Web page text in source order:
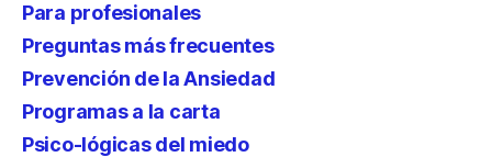
Para profesionales
Preguntas más frecuentes
Prevención de la Ansiedad
Programas a la carta
Psico-lógicas del miedo